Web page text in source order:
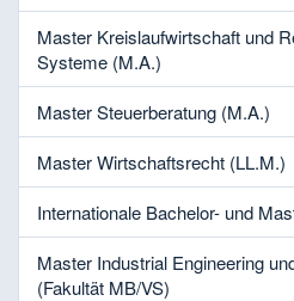
Master Kreislaufwirtschaft und
Systeme (M.A.)
Master Steuerberatung (M.A.)
Master Wirtschaftsrecht (LL.M.)
Internationale Bachelor- und
Master Industrial Engineering
(Fakultät MB/VS)